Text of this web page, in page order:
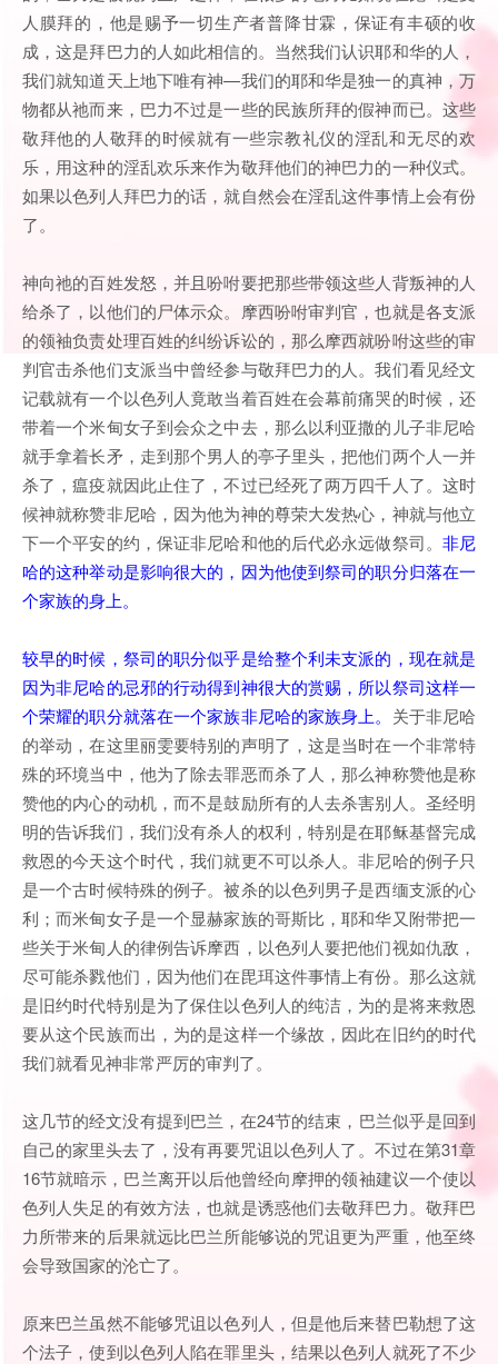
人膜拜的，他是赐予一切生产者普降甘霖，保证有丰硕的收
成，这是拜巴力的人如此相信的。当然我们认识耶和华的人，
我们就知道天上地下唯有神—我们的耶和华是独一的真神，万
物都从祂而来，巴力不过是一些的民族所拜的假神而已。这些
敬拜他的人敬拜的时候就有一些宗教礼仪的淫乱和无尽的欢
乐，用这种的淫乱欢乐来作为敬拜他们的神巴力的一种仪式。
如果以色列人拜巴力的话，就自然会在淫乱这件事情上会有份
了。
神向祂的百姓发怒，并且吩咐要把那些带领这些人背叛神的人
给杀了，以他们的尸体示众。摩西吩咐审判官，也就是各支派
的领袖负责处理百姓的纠纷诉讼的，那么摩西就吩咐这些的审
判官击杀他们支派当中曾经参与敬拜巴力的人。我们看见经文
记载就有一个以色列人竟敢当着百姓在会幕前痛哭的时候，还
带着一个米甸女子到会众之中去，那么以利亚撒的儿子非尼哈
就手拿着长矛，走到那个男人的亭子里头，把他们两个人一并
杀了，瘟疫就因此止住了，不过已经死了两万四千人了。这时
候神就称赞非尼哈，因为他为神的尊荣大发热心，神就与他立
下一个平安的约，保证非尼哈和他的后代必永远做祭司。 非尼
哈的这种举动是影响很大的，因为他使到祭司的职分归落在一
个家族的身上。
较早的时候，祭司的职分似乎是给整个利未支派的，现在就是
因为非尼哈的忌邪的行动得到神很大的赏赐，所以祭司这样一
个荣耀的职分就落在一个家族非尼哈的家族身上。 关于非尼哈
的举动，在这里丽雯要特别的声明了，这是当时在一个非常特
殊的环境当中，他为了除去罪恶而杀了人，那么神称赞他是称
赞他的内心的动机，而不是鼓励所有的人去杀害别人。圣经明
明的告诉我们，我们没有杀人的权利，特别是在耶稣基督完成
救恩的今天这个时代，我们就更不可以杀人。非尼哈的例子只
是一个古时候特殊的例子。被杀的以色列男子是西缅支派的心
利；而米甸女子是一个显赫家族的哥斯比，耶和华又附带把一
些关于米甸人的律例告诉摩西，以色列人要把他们视如仇敌，
尽可能杀戮他们，因为他们在毘珥这件事情上有份。那么这就
是旧约时代特别是为了保住以色列人的纯洁，为的是将来救恩
要从这个民族而出，为的是这样一个缘故，因此在旧约的时代
我们就看见神非常严厉的审判了。
这几节的经文没有提到巴兰，在24节的结束，巴兰似乎是回到
自己的家里头去了，没有再要咒诅以色列人了。不过在第31章
16节就暗示，巴兰离开以后他曾经向摩押的领袖建议一个使以
色列人失足的有效方法，也就是诱惑他们去敬拜巴力。敬拜巴
力所带来的后果就远比巴兰所能够说的咒诅更为严重，他至终
会导致国家的沦亡了。
原来巴兰虽然不能够咒诅以色列人，但是他后来替巴勒想了这
个法子，使到以色列人陷在罪里头，结果以色列人就死了不少